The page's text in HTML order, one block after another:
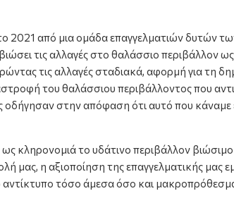
2021 από μια ομάδα επαγγελματιών δυτών
τις αλλαγές στο θαλάσσιο περιβάλλον
τις αλλαγές σταδιακά, αφορμή για τη
του θαλάσσιου περιβάλλοντος που
στην απόφαση ότι αυτό που κάναμε
κληρονομιά το υδάτινο περιβάλλον
η αξιοποίηση της επαγγελματικής μας
αντίκτυπο τόσο άμεσα όσο και